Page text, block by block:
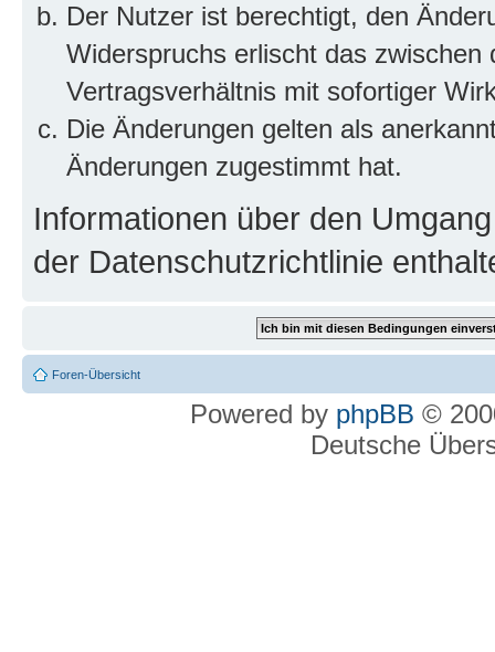
Der Nutzer ist berechtigt, den
Widerspruchs erlischt das
Vertragsverhältnis mit sofortiger
Die Änderungen gelten als
Änderungen zugestimmt hat.
Informationen über den
der Datenschutzrichtlinie
Foren-Übersicht
Powered by phpBB ©
Deutsche